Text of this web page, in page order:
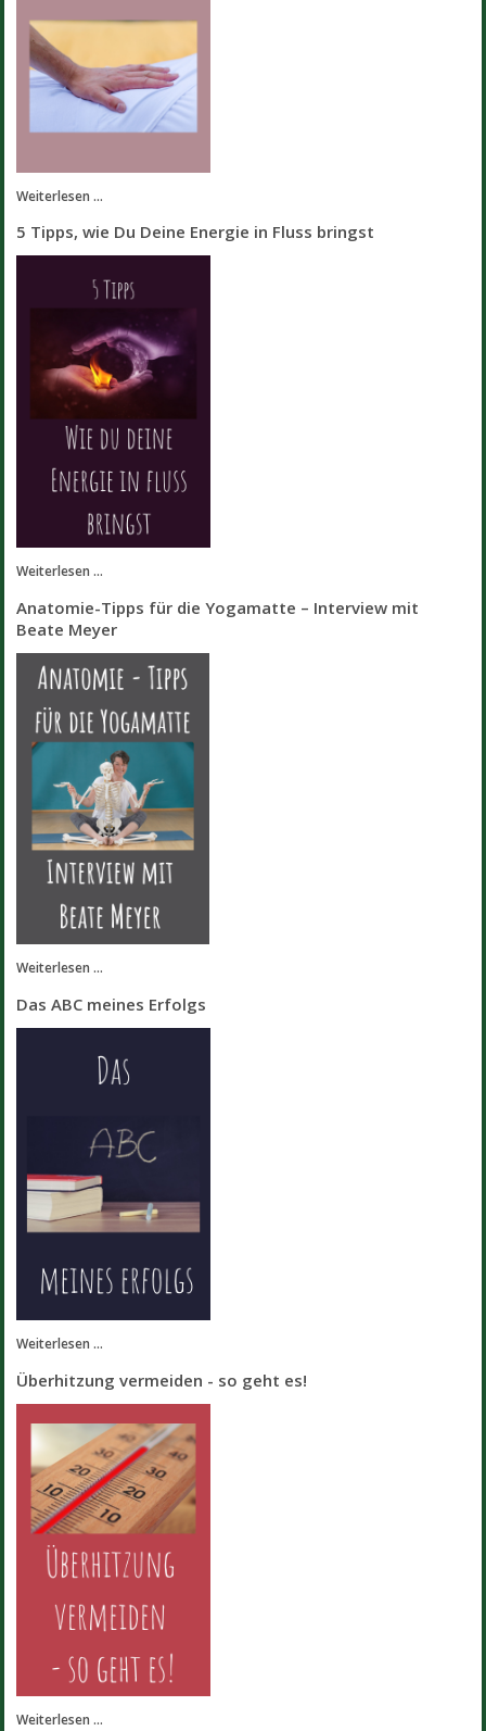
Weiterlesen ...
5 Tipps, wie Du Deine Energie in Fluss bringst
Weiterlesen ...
Anatomie-Tipps für die Yogamatte – Interview mit
Beate Meyer
Weiterlesen ...
Das ABC meines Erfolgs
Weiterlesen ...
Überhitzung vermeiden - so geht es!
Weiterlesen ...